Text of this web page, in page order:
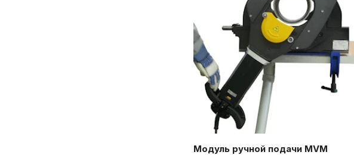
Модуль ручной подачи MVM